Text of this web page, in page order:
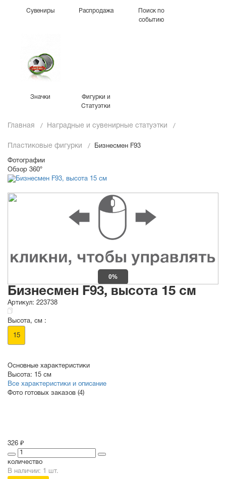
Сувениры Распродажа
Поиск по
событию
Значки
Фигурки и
Статуэтки
Главная Наградные и сувенирные статуэтки
Пластиковые фигурки Бизнесмен F93
Фотографии
Обзор 360°
0%
Бизнесмен F93, высота 15 см
Артикул: 223738
Высота, см :
15
Основные характеристики
Высота: 15 см
Все характеристики и описание
Фото готовых заказов (4)
326 ₽
количество
В наличии: 1 шт.